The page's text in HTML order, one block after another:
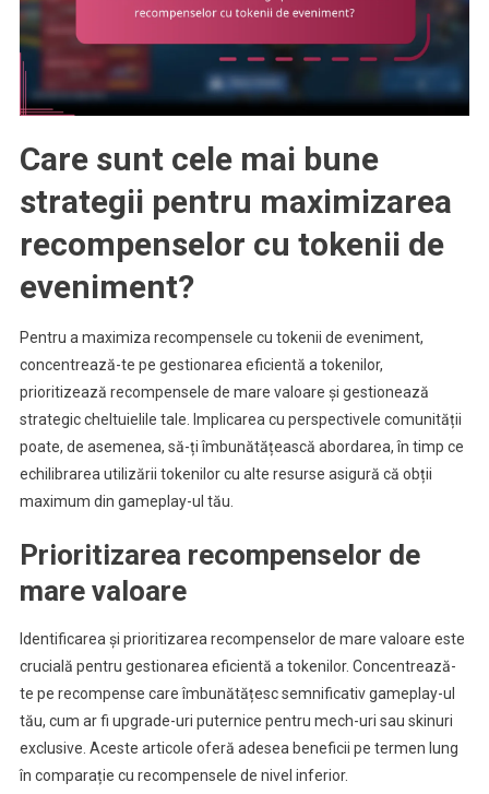
Care sunt cele mai bune
strategii pentru maximizarea
recompenselor cu tokenii de
eveniment?
Pentru a maximiza recompensele cu tokenii de eveniment,
concentrează-te pe gestionarea eficientă a tokenilor,
prioritizează recompensele de mare valoare și gestionează
strategic cheltuielile tale. Implicarea cu perspectivele comunității
poate, de asemenea, să-ți îmbunătățească abordarea, în timp ce
echilibrarea utilizării tokenilor cu alte resurse asigură că obții
maximum din gameplay-ul tău.
Prioritizarea recompenselor de
mare valoare
Identificarea și prioritizarea recompenselor de mare valoare este
crucială pentru gestionarea eficientă a tokenilor. Concentrează-
te pe recompense care îmbunătățesc semnificativ gameplay-ul
tău, cum ar fi upgrade-uri puternice pentru mech-uri sau skinuri
exclusive. Aceste articole oferă adesea beneficii pe termen lung
în comparație cu recompensele de nivel inferior.